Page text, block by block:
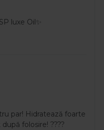
luxe Oil✨
par! Hidratează foarte
folosire! ????